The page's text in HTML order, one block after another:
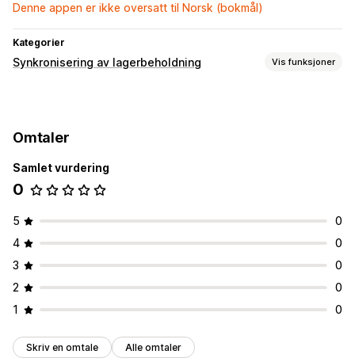
Denne appen er ikke oversatt til Norsk (bokmål)
Kategorier
Synkronisering av lagerbeholdning Vis funksjoner
Dataimport og -eksport
Omtaler
Samlet vurdering
0
5
0
4
0
3
0
2
0
1
0
Skriv en omtale Alle omtaler